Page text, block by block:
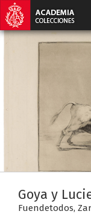
Goya y
Fuendetodos,